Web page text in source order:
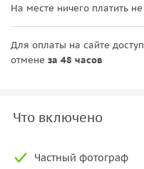
На месте ничего платить
Для оплаты на сайте
отмене за 48 часов
Что включено
Частный фотограф